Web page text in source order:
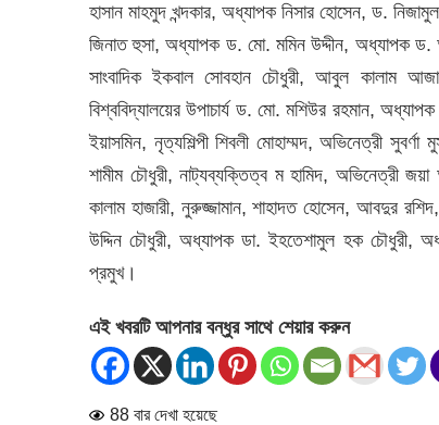
হাসান মাহমুদ খন্দকার, অধ্যাপক নিসার হোসেন, ড.
জিনাত হুসা, অধ্যাপক ড. মো. মমিন উদ্দীন, অধ্যাপক
সাংবাদিক ইকবাল সোবহান চৌধুরী, আবুল
বিশ্ববিদ্যালয়ের উপাচার্য ড. মো. মশিউর রহমান, অধ্যাপক
ইয়াসমিন, নৃত্যশিল্পী শিবলী মোহাম্মদ, অভিনেত্রী
শামীম চৌধুরী, নাট্যব্যক্তিত্ব ম হামিদ, অভিনেত্রী
কালাম হাজারী, নুরুজ্জামান, শাহাদত হোসেন, আবদুর
উদ্দিন চৌধুরী, অধ্যাপক ডা. ইহতেশামুল হক
প্রমুখ।
এই খবরটি আপনার বন্ধুর সাথে শেয়ার করুন
88 বার দেখা হয়েছে